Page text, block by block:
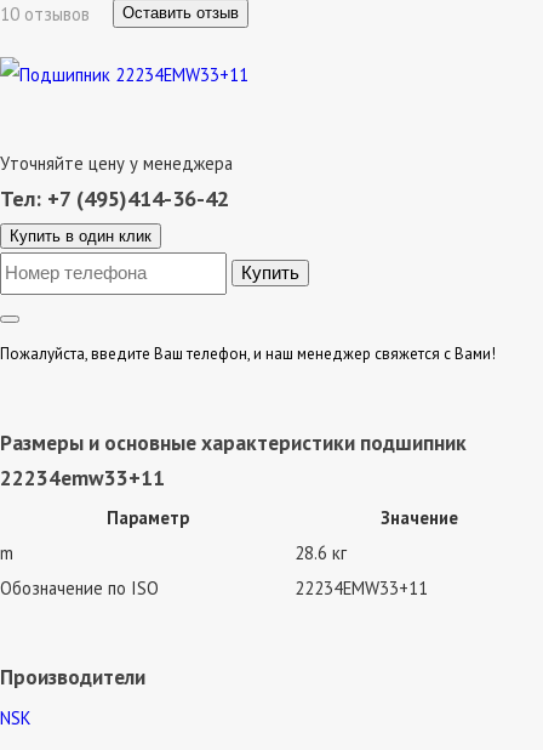
10 отзывов Оставить отзыв
Уточняйте цену у менеджера
Тел: +7 (495)414-36-42
Купить в один клик
Пожалуйста, введите Ваш телефон, и наш менеджер свяжется с Вами!
Размеры и основные характеристики подшипник
22234emw33+11
Параметр
Значение
m
28.6 кг
Обозначение по ISO
22234EMW33+11
Производители
NSK